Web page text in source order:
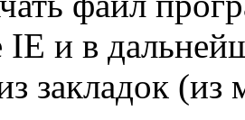
IE и в
закладок